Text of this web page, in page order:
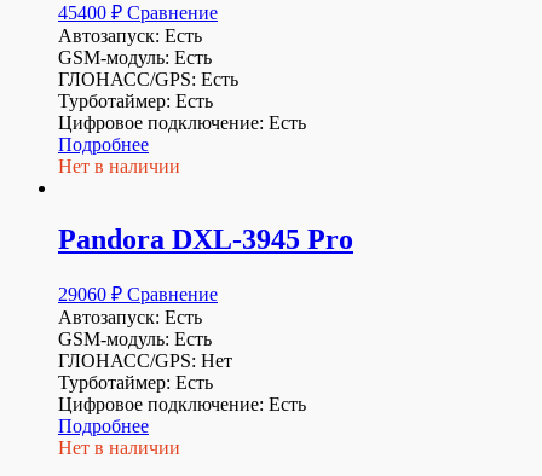
45400 ₽ Сравнение
Автозапуск: Есть
GSM-модуль: Есть
ГЛОНАСС/GPS: Есть
Турботаймер: Есть
Цифровое подключение: Есть
Подробнее
Нет в наличии
Pandora DXL-3945 Pro
29060 ₽ Сравнение
Автозапуск: Есть
GSM-модуль: Есть
ГЛОНАСС/GPS: Нет
Турботаймер: Есть
Цифровое подключение: Есть
Подробнее
Нет в наличии